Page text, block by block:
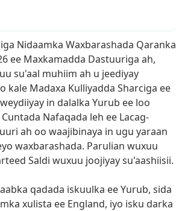
Nidaamka Waxbarashada Qaranka
ee Maxkamadda Dastuuriga ah,
su'aal muhiim ah u jeediyay
kale Madaxa Kulliyadda Sharciga ee
weydiiyay in dalalka Yurub ee loo
Cuntada Nafaqada leh ee Lacag-
ah oo waajibinaya in ugu yaraan
waxbarashada. Parulian wuxuu
Saldi wuxuu joojiyaysu'aashiisii.
qadada iskuulka eeYurub, sida
xulista ee England, iyo isku darka